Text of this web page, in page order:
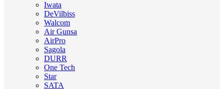
Iwata
DeVilbiss
Walcom
Air Gunsa
AirPro
Sagola
DURR
One Tech
Star
SATA